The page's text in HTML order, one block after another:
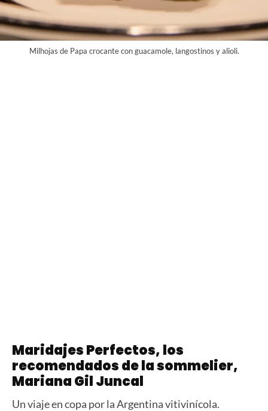
Milhojas de Papa crocante con guacamole, langostinos y alioli.
Maridajes Perfectos, los
recomendados de la sommelier,
Mariana Gil Juncal
Un viaje en copa por la Argentina vitivinícola.